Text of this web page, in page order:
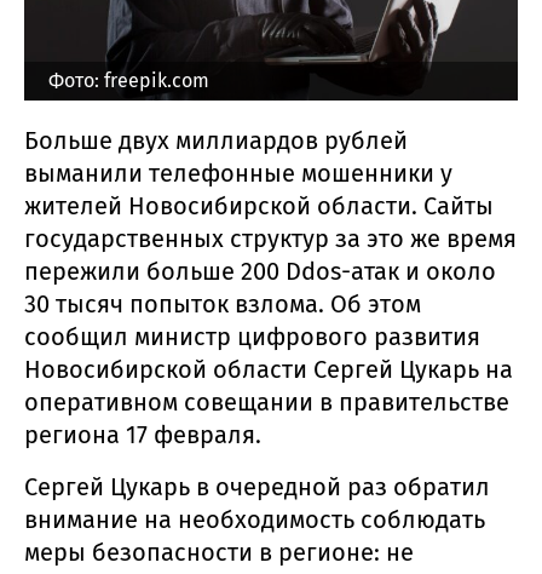
Фото: freepik.com
Больше двух миллиардов рублей
выманили телефонные мошенники у
жителей Новосибирской области. Сайты
государственных структур за это же время
пережили больше 200 Ddos-атак и около
30 тысяч попыток взлома. Об этом
сообщил министр цифрового развития
Новосибирской области Сергей Цукарь на
оперативном совещании в правительстве
региона 17 февраля.
Сергей Цукарь в очередной раз обратил
внимание на необходимость соблюдать
меры безопасности в регионе: не